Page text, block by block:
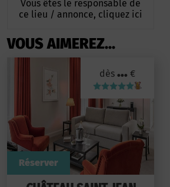
Vous êtes le responsable de
ce lieu / annonce, cliquez ici
VOUS AIMEREZ...
dès ... €
Réserver